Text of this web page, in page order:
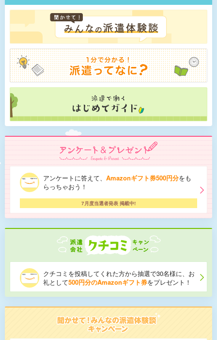
アンケートに答えて、 Amazonギフト券500円分をも
らっちゃおう！
7月度当選者発表 掲載中!
クチコミを投稿してくれた方から抽選で30名様に、お
礼として500円分のAmazonギフト券をプレゼント！